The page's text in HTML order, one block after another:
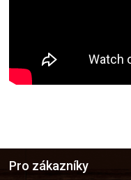
Pro zákazníky